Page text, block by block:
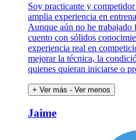
Soy practicante y
amplia experiencia en
Aunque aún no he trabajado
cuento con sólidos
experiencia real en
mejorar la técnica, la
quienes quieran iniciarse o
+ Ver más - Ver menos
Jaime